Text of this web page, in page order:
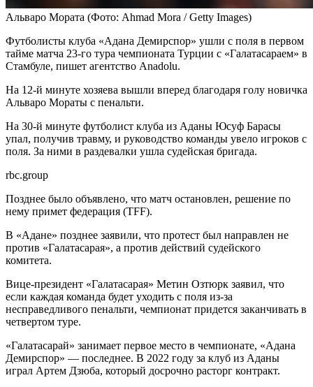
Альваро Мората (Фото: Ahmad Mora / Getty Images)
Футболисты клуба «Адана Демирспор» ушли с поля в первом
тайме матча 23-го тура чемпионата Турции с «Галатасараем» в
Стамбуле, пишет агентство Anadolu.
На 12-й минуте хозяева вышли вперед благодаря голу новичка
Альваро Мораты с пенальти.
На 30-й минуте футболист клуба из Аданы Юсуф Барасы
упал, получив травму, и руководство команды увело игроков с
поля. За ними в раздевалки ушла судейская бригада.
rbc.group
Позднее было объявлено, что матч остановлен, решение по
нему примет федерация (TFF).
В «Адане» позднее заявили, что протест был направлен не
против «Галатасарая», а против действий судейского
комитета.
Вице-президент «Галатасарая» Метин Озтюрк заявил, что
если каждая команда будет уходить с поля из-за
несправедливого пенальти, чемпионат придется заканчивать в
четвертом туре.
«Галатасарай» занимает первое место в чемпионате, «Адана
Демирспор» — последнее. В 2022 году за клуб из Аданы
играл Артем Дзюба, который досрочно расторг контракт.